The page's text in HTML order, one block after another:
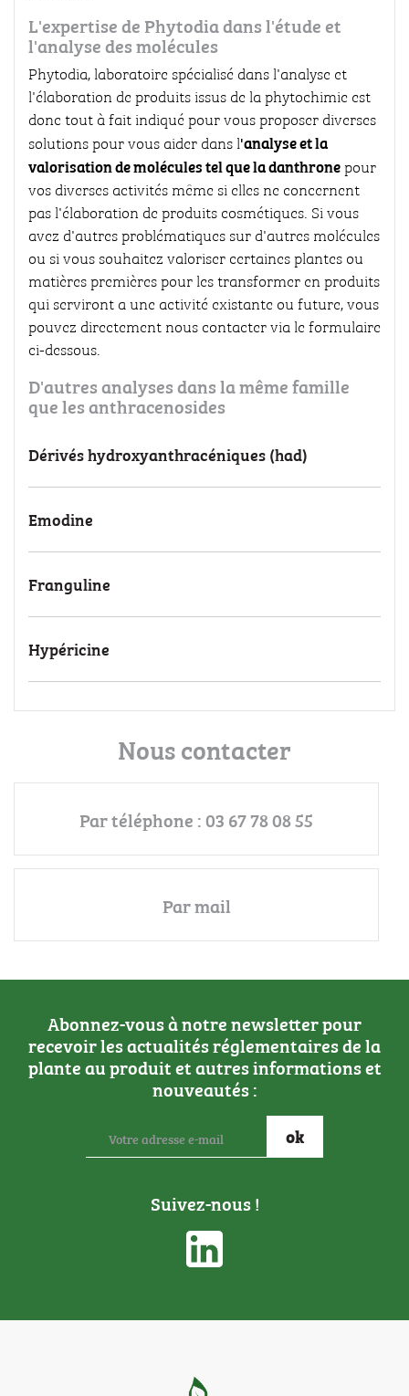
L'expertise de Phytodia dans l'étude et
l'analyse des molécules
Phytodia, laboratoire spécialisé dans l'analyse et
l'élaboration de produits issus de la phytochimie est
donc tout à fait indiqué pour vous proposer diverses
solutions pour vous aider dans l'analyse et la
valorisation de molécules tel que la danthronepour
vos diverses activités même si elles ne concernent
pas l'élaboration de produits cosmétiques. Si vous
avez d'autres problématiques sur d'autres molécules
ou si vous souhaitez valoriser certaines plantes ou
matières premières pour les transformer en produits
qui serviront a une activité existante ou future, vous
pouvez directement nous contacter via le formulaire
ci-dessous.
D'autres analyses dans la même famille
que les anthracenosides
Dérivés hydroxyanthracéniques (had)
Emodine
Franguline
Hypéricine
Nous contacter
Par téléphone : 03 67 78 08 55
Par mail
Abonnez-vous à notre newsletter pour
recevoir les actualités réglementaires de la
plante au produit et autres informations et
nouveautés :
Suivez-nous !